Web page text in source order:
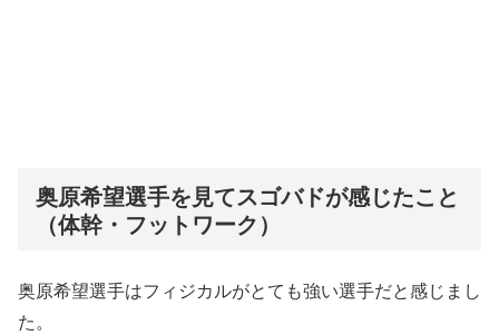
奥原希望選手を見てスゴバドが感じたこと
（体幹・フットワーク）
奥原希望選手はフィジカルがとても強い選手だと感じまし
た。